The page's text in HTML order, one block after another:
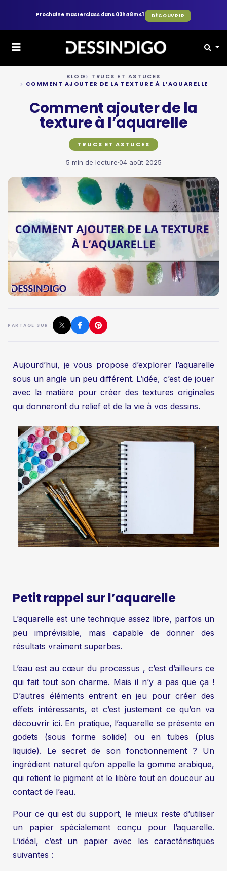
Prochaine masterclass dans 03h48m39 DÉCOUVRIR
BLOG
TRUCS ET ASTUCES
COMMENT AJOUTER DE LA TEXTURE À L’AQUARELLE
Comment ajouter de la
texture à l’aquarelle
TRUCS ET ASTUCES
5 min de lecture 04 août 2025
PARTAGE SUR :
Aujourd’hui, je vous propose d’explorer l’aquarelle
sous un angle un peu différent. L’idée, c’est de jouer
avec la matière pour créer des textures originales
qui donneront du relief et de la vie à vos dessins.
Petit rappel sur l’aquarelle
L’aquarelle est une technique assez libre, parfois un
peu imprévisible, mais capable de donner des
résultats vraiment superbes.
L’eau est au cœur du processus , c’est d’ailleurs ce
qui fait tout son charme. Mais il n’y a pas que ça !
D’autres éléments entrent en jeu pour créer des
effets intéressants, et c’est justement ce qu’on va
découvrir ici. En pratique, l’aquarelle se présente en
godets (sous forme solide) ou en tubes (plus
liquide). Le secret de son fonctionnement ? Un
ingrédient naturel qu’on appelle la gomme arabique,
qui retient le pigment et le libère tout en douceur au
contact de l’eau.
Pour ce qui est du support, le mieux reste d’utiliser
un papier spécialement conçu pour l’aquarelle.
L’idéal, c’est un papier avec les caractéristiques
suivantes :